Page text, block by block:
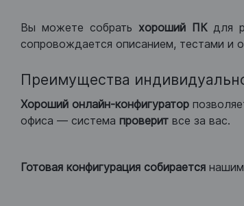
Вы можете собрать хороший ПКдля
сопровождается описанием, тестами и
Преимущества
Хороший онлайн-конфигуратор
офиса — система проверит все за вас.
Готовая конфигурация собирается